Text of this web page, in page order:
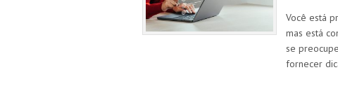
Você está
mas está
se
fornecer